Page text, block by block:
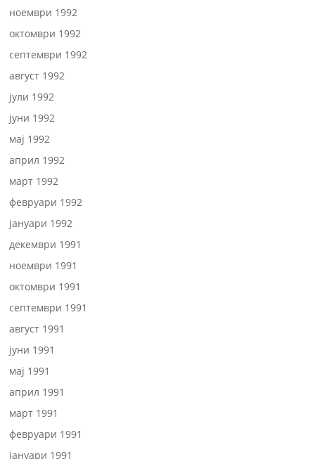
ноември 1992
октомври 1992
септември 1992
август 1992
јули 1992
јуни 1992
мај 1992
април 1992
март 1992
февруари 1992
јануари 1992
декември 1991
ноември 1991
октомври 1991
септември 1991
август 1991
јуни 1991
мај 1991
април 1991
март 1991
февруари 1991
јануари 1991